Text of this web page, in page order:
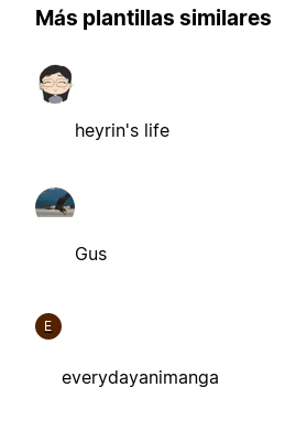
Más plantillas similares
heyrin's life
Gus
E
everydayanimanga